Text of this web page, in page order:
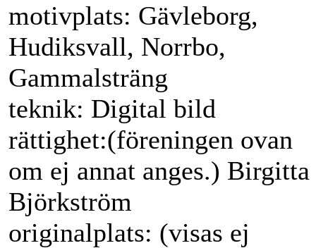
motivplats: Gävleborg,
Hudiksvall, Norrbo,
Gammalsträng
teknik: Digital bild
rättighet:(föreningen ovan
om ej annat anges.) Birgitta
Björkström
originalplats: (visas ej